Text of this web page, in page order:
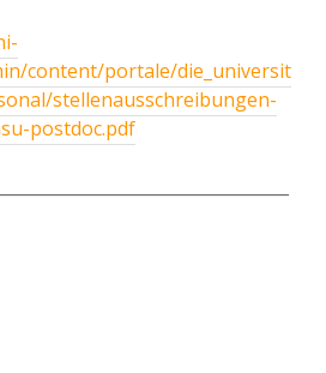
content/portale/die_universit
stellenausschreibungen-
postdoc.pdf